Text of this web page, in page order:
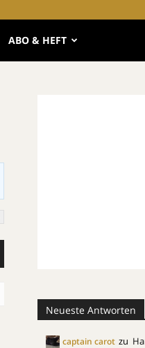
ABO & HEFT
Neueste Antworten
captain carot zu